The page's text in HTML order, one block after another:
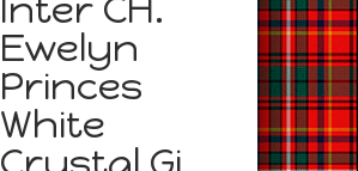
Inter CH.
Ewelyn
Princes
White